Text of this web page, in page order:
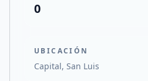
0
UBICACIÓN
Capital, San Luis